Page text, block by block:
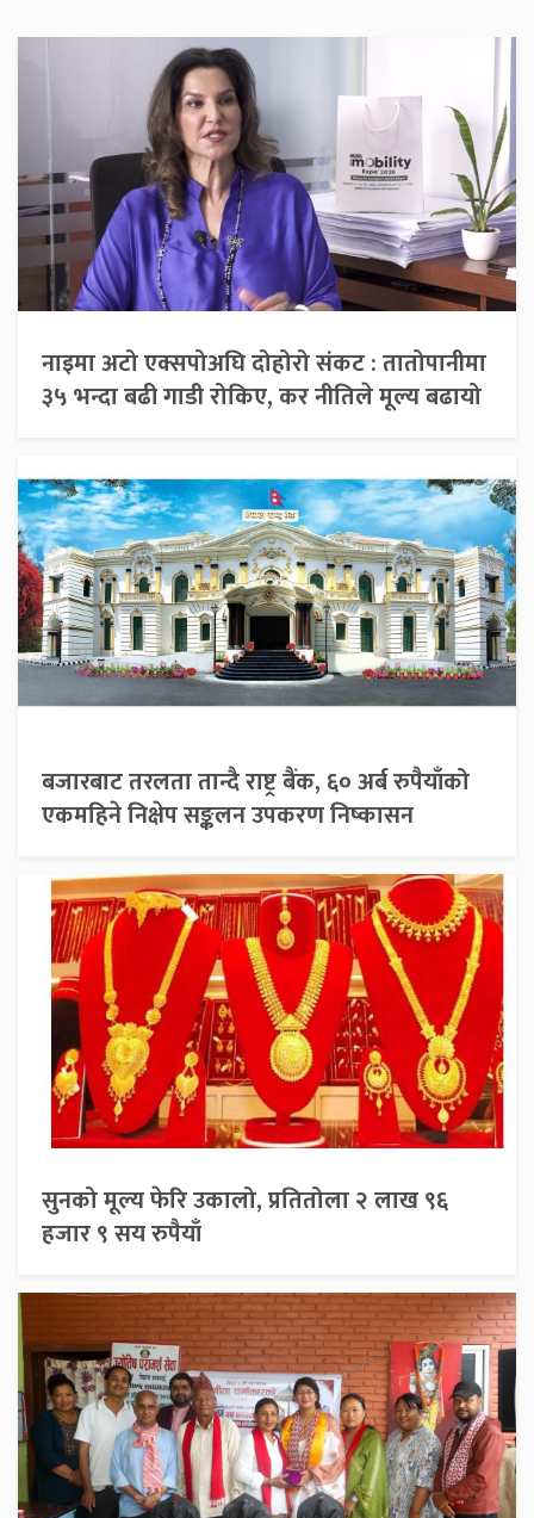
नाइमा अटो एक्सपोअघि दोहोरो संकट : तातोपानीमा
३५ भन्दा बढी गाडी रोकिए, कर नीतिले मूल्य बढायो
बजारबाट तरलता तान्दै राष्ट्र बैंक, ६० अर्ब रुपैयाँको
एकमहिने निक्षेप सङ्कलन उपकरण निष्कासन
सुनको मूल्य फेरि उकालो, प्रतितोला २ लाख ९६
हजार ९ सय रुपैयाँ